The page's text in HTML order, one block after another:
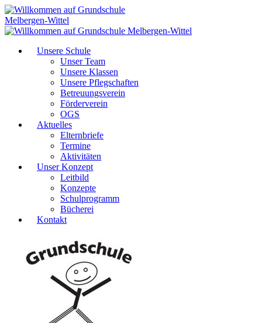
Unsere Schule
Unser Team
Unsere Klassen
Unsere Pflegschaften
Betreuungsverein
Förderverein
OGS
Aktuelles
Elternbriefe
Termine
Aktivitäten
Unser Konzept
Leitbild
Konzepte
Schulprogramm
Bücherei
Kontakt